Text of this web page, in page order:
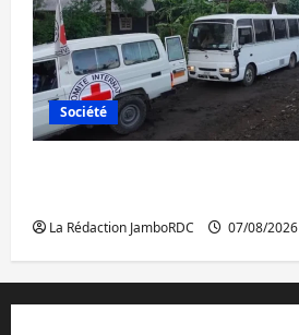
Société
La Rédaction JamboRDC 07/08/2026